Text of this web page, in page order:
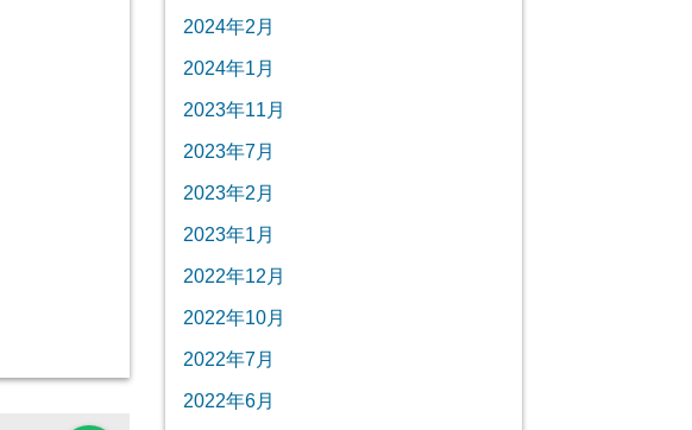
2024年2月
2024年1月
2023年11月
2023年7月
2023年2月
2023年1月
2022年12月
2022年10月
2022年7月
2022年6月